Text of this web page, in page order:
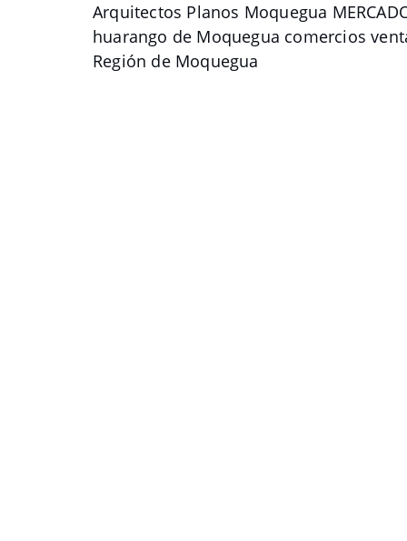
Arquitectos Planos Moquegua
huarango de Moquegua comercios
Región de Moquegua